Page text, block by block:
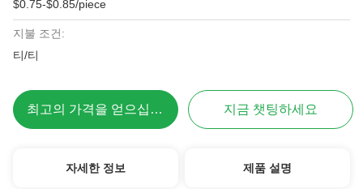
$0.75-$0.85/piece
지불 조건:
티/티
최고의 가격을 얻으십시오 지금 챗팅하세요
자세한 정보 제품 설명